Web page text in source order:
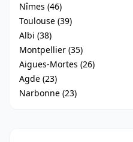
Nîmes (46)
Toulouse (39)
Albi (38)
Montpellier (35)
Aigues-Mortes (26)
Agde (23)
Narbonne (23)